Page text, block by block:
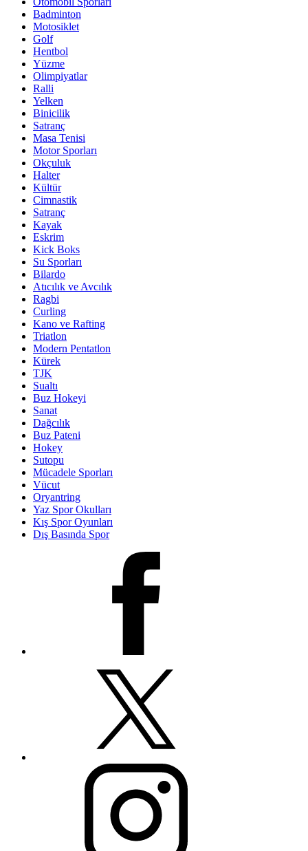
Badminton
Motosiklet
Golf
Hentbol
Yüzme
Olimpiyatlar
Ralli
Yelken
Binicilik
Satranç
Masa Tenisi
Motor Sporları
Okçuluk
Halter
Kültür
Cimnastik
Satranç
Kayak
Eskrim
Kick Boks
Su Sporları
Bilardo
Atıcılık ve Avcılık
Ragbi
Curling
Kano ve Rafting
Triatlon
Modern Pentatlon
Kürek
TJK
Sualtı
Buz Hokeyi
Sanat
Dağcılık
Buz Pateni
Hokey
Sutopu
Mücadele Sporları
Vücut
Oryantring
Yaz Spor Okulları
Kış Spor Oyunları
Dış Basında Spor